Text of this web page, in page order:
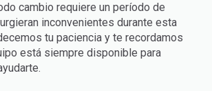
cambio requiere un período de
inconvenientes durante esta
tu paciencia y te recordamos
está siempre disponible para